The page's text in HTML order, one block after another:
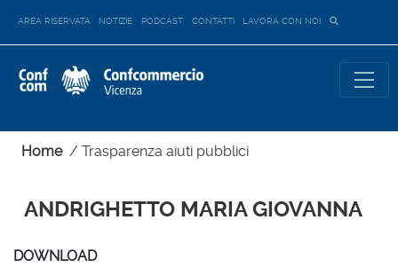
AREA RISERVATA NOTIZIE PODCAST CONTATTI LAVORA CON NOI
Home/ Trasparenza aiuti pubblici
ANDRIGHETTO MARIA GIOVANNA
DOWNLOAD